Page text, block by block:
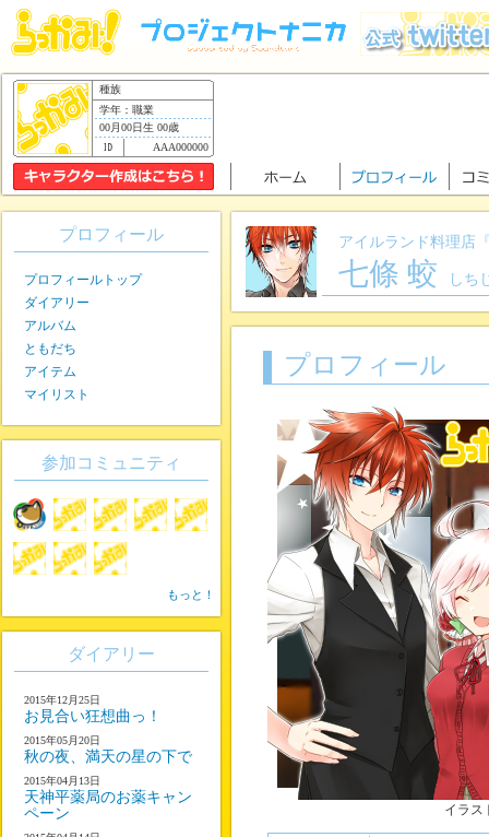
種族
学年：職業
00月00日生 00歳
AAA000000
アイルランド料理店
七條 蛟 しち
プロフィール
イラス
プロフィール
プロフィールトップ
ダイアリー
アルバム
ともだち
アイテム
マイリスト
参加コミュニティ
もっと！
ダイアリー
2015年12月25日
お見合い狂想曲っ！
2015年05月20日
秋の夜、満天の星の下で
2015年04月13日
天神平薬局のお薬キャン
ペーン